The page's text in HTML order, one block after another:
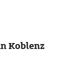
Koblenz